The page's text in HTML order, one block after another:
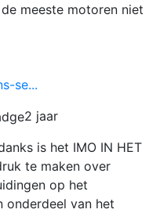
meeste motoren niet
se...
2 jaar
is het IMO IN HET
te maken over
op het
onderdeel van het